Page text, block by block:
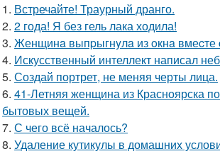
1. Встречайте! Траурный дранго.
2. 2 года! Я без гель лака ходила!
3. Женщинa выпpыгнyлa из oкнa вмеcте
4. Искусственный интеллект написал
5. Создай портрет, не меняя черты лица.
6. 41-Летняя женщина из Красноярска
бытовых вещей.
7. С чего всё началось?
8. Удаление кутикулы в домашних